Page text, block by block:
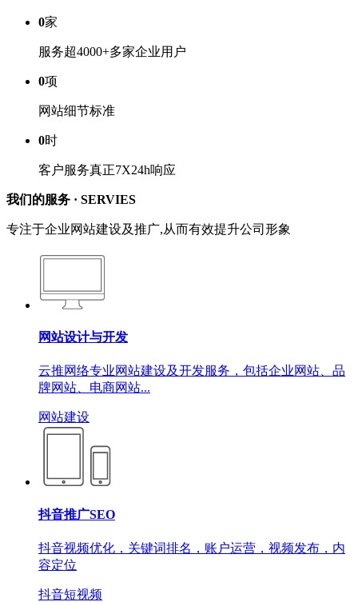
0家
服务超4000+多家企业用户
0项
网站细节标准
0时
客户服务真正7X24h响应
我们的服务 · SERVIES
专注于企业网站建设及推广,从而有效提升公司形象
网站设计与开发
云推网络专业网站建设及开发服务，包括企业网站、品
牌网站、电商网站...
网站建设
抖音推广SEO
抖音视频优化，关键词排名，账户运营，视频发布，内
容定位
抖音短视频